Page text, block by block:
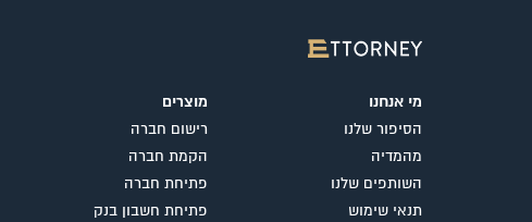
מי אנחנו
הסיפור שלנו
מהמדיה
השותפים שלנו
תנאי שימוש
מוצרים
רישום חברה
הקמת חברה
פתיחת חברה
פתיחת חשבון בנק